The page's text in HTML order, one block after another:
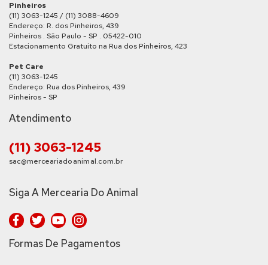
Pinheiros
(11) 3063-1245 / (11) 3088-4609
Endereço: R. dos Pinheiros, 439
Pinheiros . São Paulo - SP . 05422-010
Estacionamento Gratuito na Rua dos Pinheiros, 423
Pet Care
(11) 3063-1245
Endereço: Rua dos Pinheiros, 439
Pinheiros - SP
Atendimento
(11) 3063-1245
sac@merceariadoanimal.com.br
Siga A Mercearia Do Animal
Formas De Pagamentos